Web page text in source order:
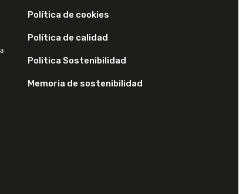
Política de cookies
Política de calidad
Politica Sostenibilidad
Memoria de sostenibilidad